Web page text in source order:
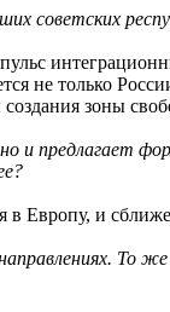
советских
не только
зоны
и предлагает
в Европу, и
То